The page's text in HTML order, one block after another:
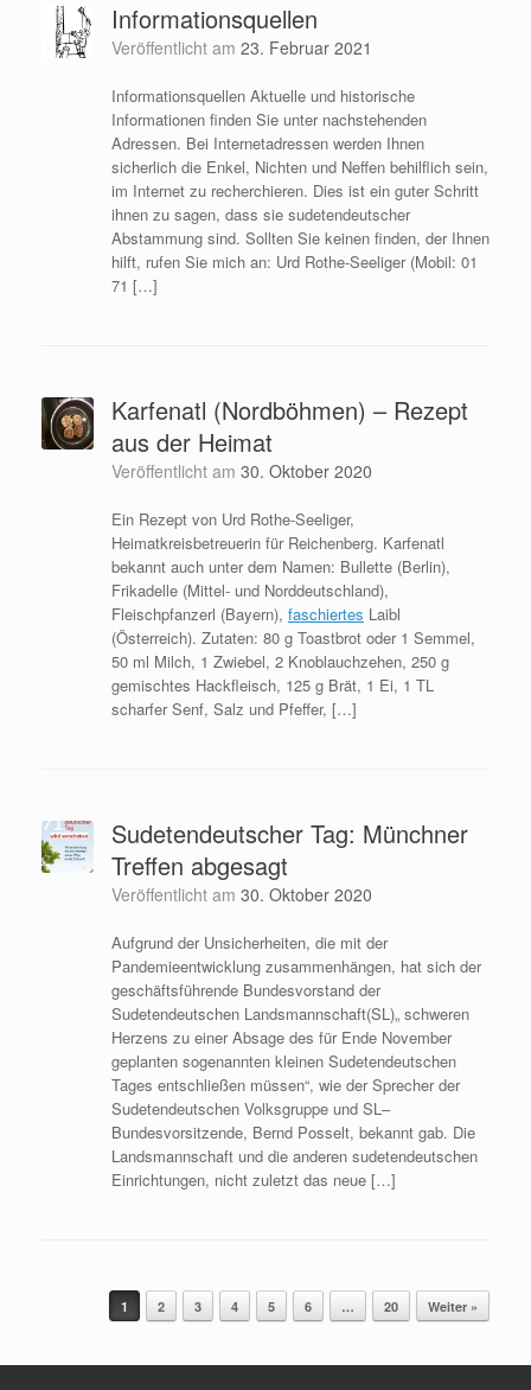
Informationsquellen
Veröffentlicht am 23. Februar 2021
Informationsquellen Aktuelle und historische
Informationen finden Sie unter nachstehenden
Adressen. Bei Internetadressen werden Ihnen
sicherlich die Enkel, Nichten und Neffen behilflich sein,
im Internet zu recherchieren. Dies ist ein guter Schritt
ihnen zu sagen, dass sie sudetendeutscher
Abstammung sind. Sollten Sie keinen finden, der Ihnen
hilft, rufen Sie mich an: Urd Rothe-Seeliger (Mobil: 01
71 […]
Karfenatl (Nordböhmen) – Rezept
aus der Heimat
Veröffentlicht am 30. Oktober 2020
Ein Rezept von Urd Rothe-Seeliger,
Heimatkreisbetreuerin für Reichenberg. Karfenatl
bekannt auch unter dem Namen: Bullette (Berlin),
Frikadelle (Mittel- und Norddeutschland),
Fleischpfanzerl (Bayern), faschiertes Laibl
(Österreich). Zutaten: 80 g Toastbrot oder 1 Semmel,
50 ml Milch, 1 Zwiebel, 2 Knoblauchzehen, 250 g
gemischtes Hackfleisch, 125 g Brät, 1 Ei, 1 TL
scharfer Senf, Salz und Pfeffer, […]
Sudetendeutscher Tag: Münchner
Treffen abgesagt
Veröffentlicht am 30. Oktober 2020
Aufgrund der Unsicherheiten, die mit der
Pandemieentwicklung zusammenhängen, hat sich der
geschäftsführende Bundesvorstand der
Sudetendeutschen Landsmannschaft(SL)„ schweren
Herzens zu einer Absage des für Ende November
geplanten sogenannten kleinen Sudetendeutschen
Tages entschließen müssen“, wie der Sprecher der
Sudetendeutschen Volksgruppe und SL–
Bundesvorsitzende, Bernd Posselt, bekannt gab. Die
Landsmannschaft und die anderen sudetendeutschen
Einrichtungen, nicht zuletzt das neue […]
Beitragsnavigation
1 2 3 4 5 6 … 20 Weiter »